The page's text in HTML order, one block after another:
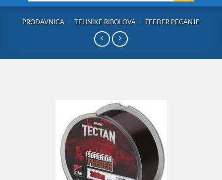
PRODAVNICA / TEHNIKE RIBOLOVA / FEEDER PECANJE